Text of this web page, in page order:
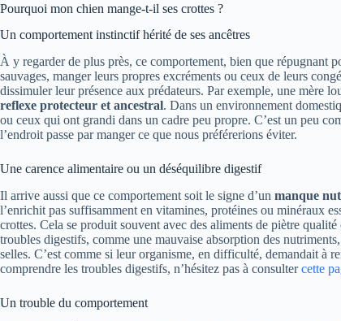
Pourquoi mon chien mange-t-il ses crottes ?
Un comportement instinctif hérité de ses ancêtres
À y regarder de plus près, ce comportement, bien que répugnant
sauvages, manger leurs propres excréments ou ceux de leurs
dissimuler leur présence aux prédateurs. Par exemple, une mère
reflexe protecteur et ancestral. Dans un environnement
ou ceux qui ont grandi dans un cadre peu propre. C’est un peu
l’endroit passe par manger ce que nous préférerions éviter.
Une carence alimentaire ou un déséquilibre digestif
Il arrive aussi que ce comportement soit le signe d’un manque
l’enrichit pas suffisamment en vitamines, protéines ou minéraux
crottes. Cela se produit souvent avec des aliments de piètre
troubles digestifs, comme une mauvaise absorption des
selles. C’est comme si leur organisme, en difficulté, demandait à
comprendre les troubles digestifs, n’hésitez pas à consultercette
Un trouble du comportement